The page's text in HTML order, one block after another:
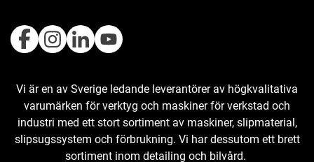
Vi är en av Sverige ledande leverantörer av högkvalitativa
varumärken för verktyg och maskiner för verkstad och
industri med ett stort sortiment av maskiner, slipmaterial,
slipsugssystem och förbrukning. Vi har dessutom ett brett
sortiment inom detailing och bilvård.